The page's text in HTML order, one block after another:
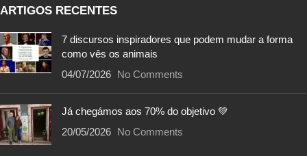
ARTIGOS RECENTES
7 discursos inspiradores que podem mudar a forma
como vês os animais
04/07/2026 No Comments
Já chegámos aos 70% do objetivo 💚
20/05/2026 No Comments